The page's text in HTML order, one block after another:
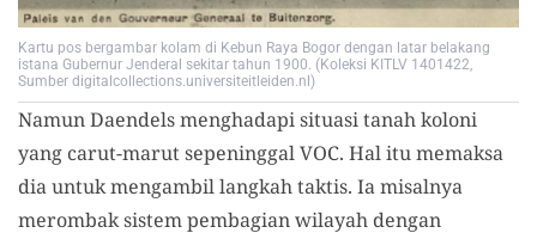
Kartu pos bergambar kolam di Kebun Raya Bogor dengan latar belakang
istana Gubernur Jenderal sekitar tahun 1900. (Koleksi KITLV 1401422,
Sumber digitalcollections.universiteitleiden.nl)
Namun Daendelsmenghadapisituasi tanah koloni
yang carut-marut sepeninggal VOC. Hal itu memaksa
dia untukmengambil langkah taktis. Ia misalnya
merombak sistem pembagian wilayah dengan